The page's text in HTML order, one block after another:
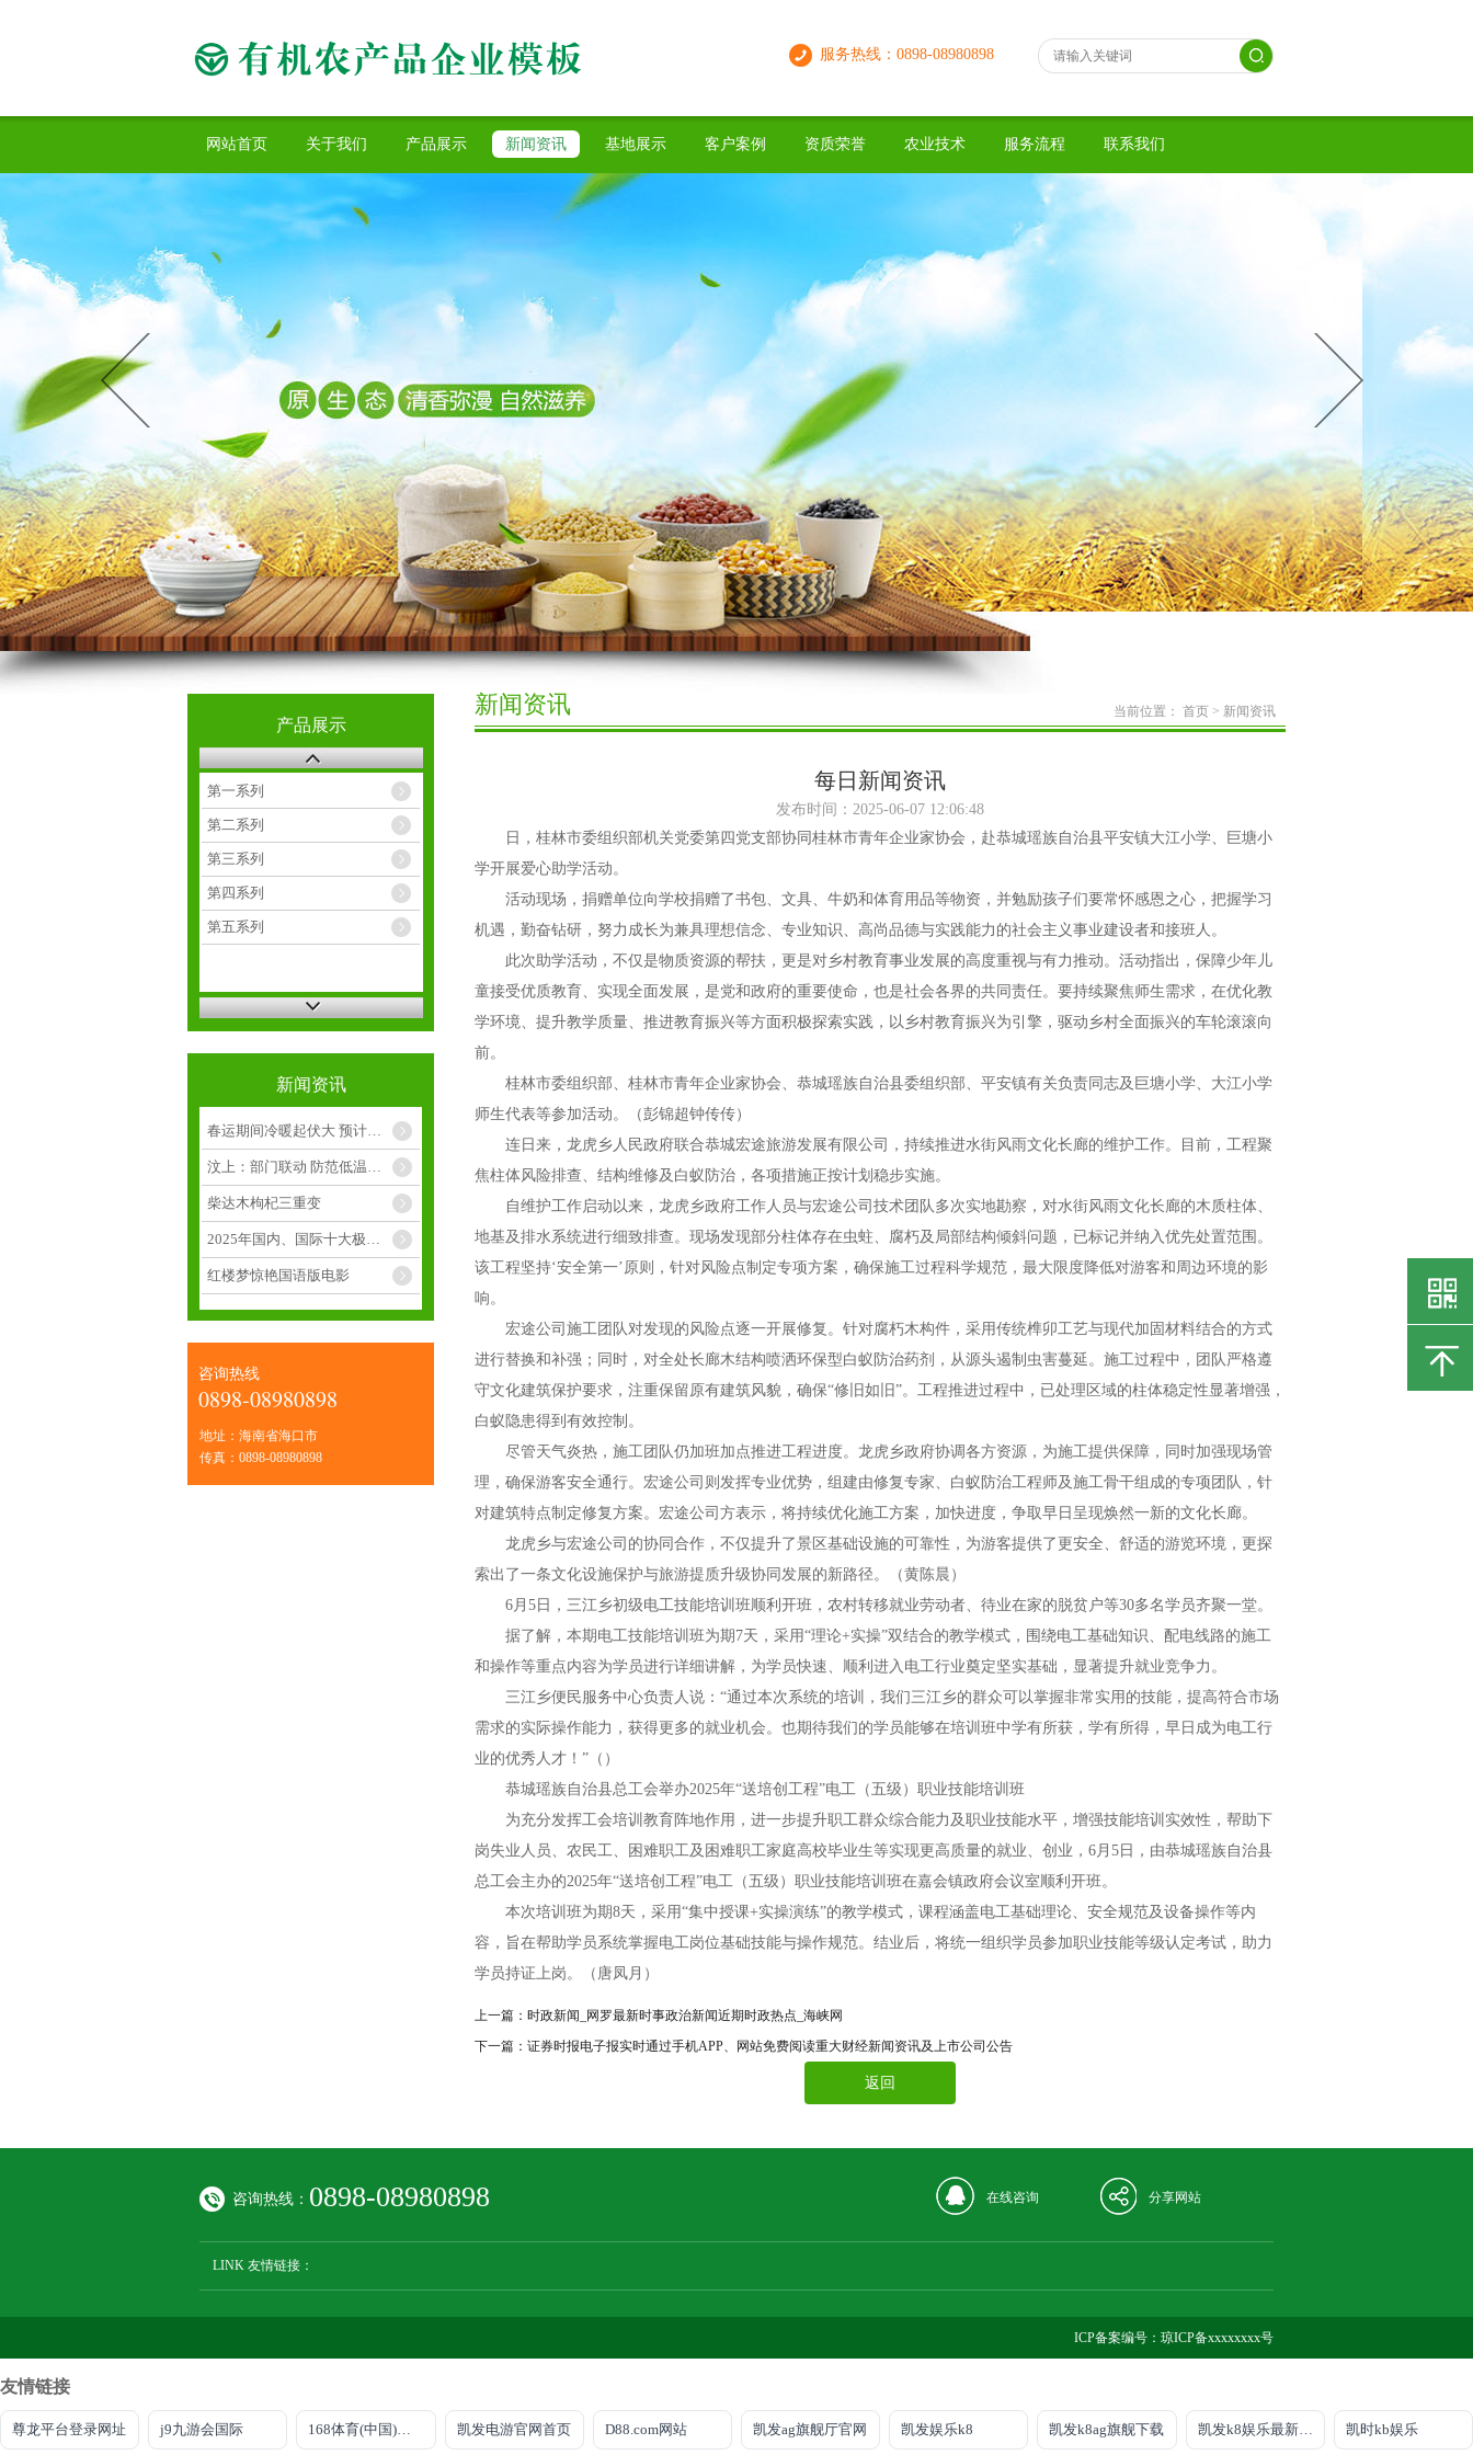
服务热线：0898-08980898
网站首页 关于我们 产品展示 新闻资讯 基地展示 客户案例 资质荣誉 农业技术 服务流程 联系我们
产品展示
第一系列
第二系列
第三系列
第四系列
第五系列
新闻资讯
春运期间冷暖起伏大 预计有阶段性低温冷害天气
汶上：部门联动 防范低温冷害对西红柿种植影响
柴达木枸杞三重变
2025年国内、国际十大极端天气气候事件发布
红楼梦惊艳国语版电影
咨询热线
0898-08980898
地址：海南省海口市
传真：0898-08980898
新闻资讯 当前位置： 首页 > 新闻资讯
每日新闻资讯
发布时间：2025-06-07 12:06:48
日，桂林市委组织部机关党委第四党支部协同桂林市青年企业家协会，赴恭城瑶族自治县平安镇大江小学、巨塘小
学开展爱心助学活动。
活动现场，捐赠单位向学校捐赠了书包、文具、牛奶和体育用品等物资，并勉励孩子们要常怀感恩之心，把握学习
机遇，勤奋钻研，努力成长为兼具理想信念、专业知识、高尚品德与实践能力的社会主义事业建设者和接班人。
此次助学活动，不仅是物质资源的帮扶，更是对乡村教育事业发展的高度重视与有力推动。活动指出，保障少年儿
童接受优质教育、实现全面发展，是党和政府的重要使命，也是社会各界的共同责任。要持续聚焦师生需求，在优化教
学环境、提升教学质量、推进教育振兴等方面积极探索实践，以乡村教育振兴为引擎，驱动乡村全面振兴的车轮滚滚向
前。
桂林市委组织部、桂林市青年企业家协会、恭城瑶族自治县委组织部、平安镇有关负责同志及巨塘小学、大江小学
师生代表等参加活动。（彭锦超钟传传）
连日来，龙虎乡人民政府联合恭城宏途旅游发展有限公司，持续推进水街风雨文化长廊的维护工作。目前，工程聚
焦柱体风险排查、结构维修及白蚁防治，各项措施正按计划稳步实施。
自维护工作启动以来，龙虎乡政府工作人员与宏途公司技术团队多次实地勘察，对水街风雨文化长廊的木质柱体、
地基及排水系统进行细致排查。现场发现部分柱体存在虫蛀、腐朽及局部结构倾斜问题，已标记并纳入优先处置范围。
该工程坚持‘安全第一’原则，针对风险点制定专项方案，确保施工过程科学规范，最大限度降低对游客和周边环境的影
响。
宏途公司施工团队对发现的风险点逐一开展修复。针对腐朽木构件，采用传统榫卯工艺与现代加固材料结合的方式
进行替换和补强；同时，对全处长廊木结构喷洒环保型白蚁防治药剂，从源头遏制虫害蔓延。施工过程中，团队严格遵
守文化建筑保护要求，注重保留原有建筑风貌，确保“修旧如旧”。工程推进过程中，已处理区域的柱体稳定性显著增强，
白蚁隐患得到有效控制。
尽管天气炎热，施工团队仍加班加点推进工程进度。龙虎乡政府协调各方资源，为施工提供保障，同时加强现场管
理，确保游客安全通行。宏途公司则发挥专业优势，组建由修复专家、白蚁防治工程师及施工骨干组成的专项团队，针
对建筑特点制定修复方案。宏途公司方表示，将持续优化施工方案，加快进度，争取早日呈现焕然一新的文化长廊。
龙虎乡与宏途公司的协同合作，不仅提升了景区基础设施的可靠性，为游客提供了更安全、舒适的游览环境，更探
索出了一条文化设施保护与旅游提质升级协同发展的新路径。（黄陈晨）
6月5日，三江乡初级电工技能培训班顺利开班，农村转移就业劳动者、待业在家的脱贫户等30多名学员齐聚一堂。
据了解，本期电工技能培训班为期7天，采用“理论+实操”双结合的教学模式，围绕电工基础知识、配电线路的施工
和操作等重点内容为学员进行详细讲解，为学员快速、顺利进入电工行业奠定坚实基础，显著提升就业竞争力。
三江乡便民服务中心负责人说：“通过本次系统的培训，我们三江乡的群众可以掌握非常实用的技能，提高符合市场
需求的实际操作能力，获得更多的就业机会。也期待我们的学员能够在培训班中学有所获，学有所得，早日成为电工行
业的优秀人才！”（）
恭城瑶族自治县总工会举办2025年“送培创工程”电工（五级）职业技能培训班
为充分发挥工会培训教育阵地作用，进一步提升职工群众综合能力及职业技能水平，增强技能培训实效性，帮助下
岗失业人员、农民工、困难职工及困难职工家庭高校毕业生等实现更高质量的就业、创业，6月5日，由恭城瑶族自治县
总工会主办的2025年“送培创工程”电工（五级）职业技能培训班在嘉会镇政府会议室顺利开班。
本次培训班为期8天，采用“集中授课+实操演练”的教学模式，课程涵盖电工基础理论、安全规范及设备操作等内
容，旨在帮助学员系统掌握电工岗位基础技能与操作规范。结业后，将统一组织学员参加职业技能等级认定考试，助力
学员持证上岗。（唐凤月）
上一篇： 时政新闻_网罗最新时事政治新闻近期时政热点_海峡网
下一篇： 证券时报电子报实时通过手机APP、网站免费阅读重大财经新闻资讯及上市公司公告
返回
咨询热线： 0898-08980898 在线咨询 分享网站
LINK 友情链接：
ICP备案编号： 琼ICP备xxxxxxxx号
友情链接
尊龙平台登录网址 j9九游会国际 168体育(中国)官方网站 凯发电游官网首页 D88.com网站 凯发ag旗舰厅官网 凯发娱乐k8 凯发k8ag旗舰下载 凯发k8娱乐最新登录地址 凯时kb娱乐